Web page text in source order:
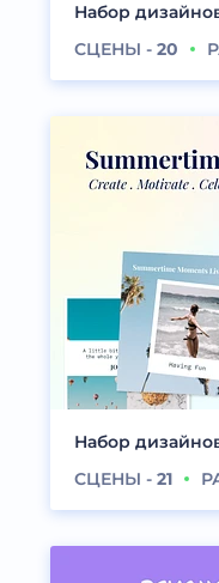
Набор
СЦЕНЫ - 20
Набор
СЦЕНЫ - 21